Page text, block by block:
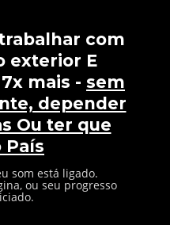
com
exterior E
mais - sem
depender
Ou ter que
País
som está ligado.
ou seu progresso